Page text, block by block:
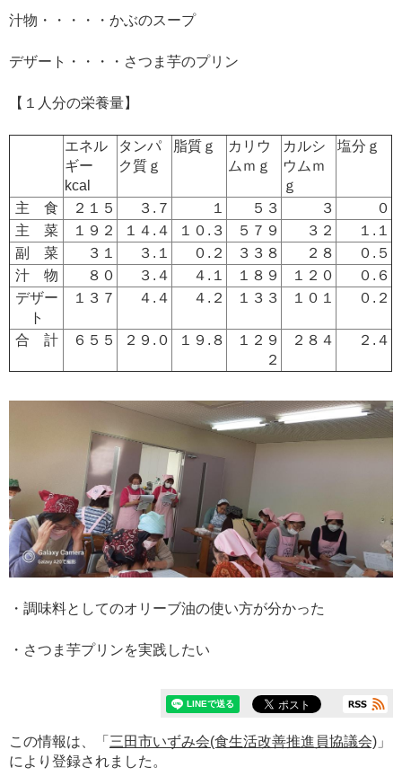
汁物・・・・・かぶのスープ
デザート・・・・さつま芋のプリン
【１人分の栄養量】
エネル
ギー
kcal
タンパ
ク質ｇ
脂質ｇ
カリウ
ムｍｇ
カルシ
ウムｍ
ｇ
塩分ｇ
主 食 ２１５ ３.７ １ ５３ ３
０
主 菜
１９２ １４.４ １０.３ ５７９ ３２
１.１
副 菜
３１ ３.１ ０.２ ３３８ ２８
０.５
汁 物
８０ ３.４ ４.１ １８９ １２０
０.６
デザー
ト
１３７ ４.４ ４.２ １３３ １０１ ０.２
合 計 ６５５ ２９.０ １９.８
１２９
２
２８４ ２.４
・調味料としてのオリーブ油の使い方が分かった
・さつま芋プリンを実践したい
この情報は、「 三田市いずみ会(食生活改善推進員協議会) 」
により登録されました。